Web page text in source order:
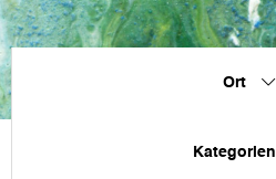
Ort
Kategorien